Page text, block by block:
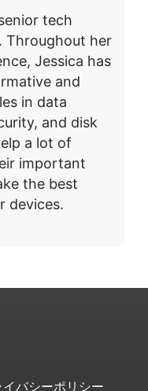
tech
Throughout her
Jessica has
and
in data
and disk
a lot of
important
the best
devices.
イバシーポリシー